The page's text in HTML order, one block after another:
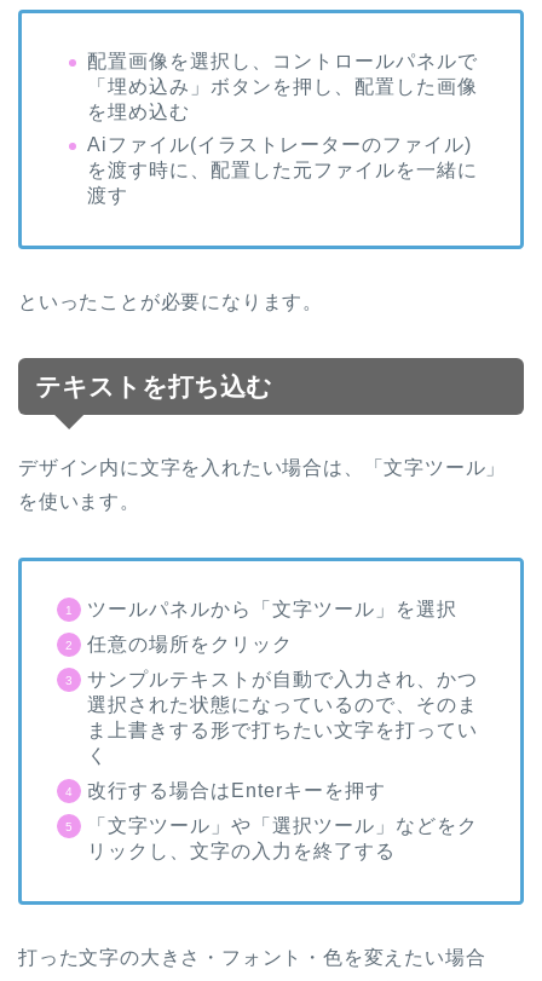
配置画像を選択し、コントロールパネルで
「埋め込み」ボタンを押し、配置した画像
を埋め込む
Aiファイル(イラストレーターのファイル)
を渡す時に、配置した元ファイルを一緒に
渡す
といったことが必要になります。
テキストを打ち込む
デザイン内に文字を入れたい場合は、「文字ツール」
を使います。
ツールパネルから「文字ツール」を選択
任意の場所をクリック
サンプルテキストが自動で入力され、かつ
選択された状態になっているので、そのま
ま上書きする形で打ちたい文字を打ってい
く
改行する場合は Enterキーを押す
「文字ツール」や「選択ツール」などをク
リックし、文字の入力を終了する
打った文字の大きさ・フォント・色を変えたい場合